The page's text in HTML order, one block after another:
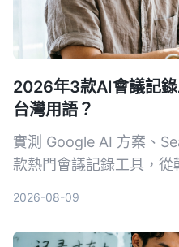
2026年3款AI會議記
台灣用語？
實測 Google AI 方案、
款熱門會議記錄工具，從
2026-08-09